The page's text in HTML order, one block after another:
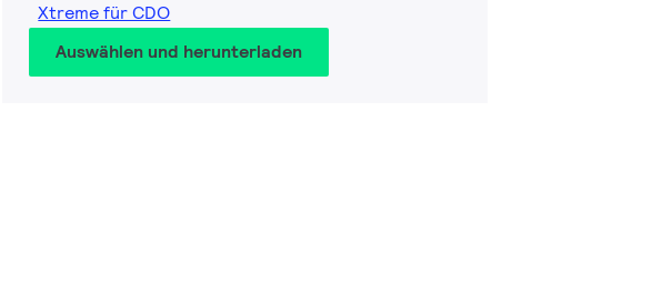
Xtreme für CDO
Auswählen und herunterladen